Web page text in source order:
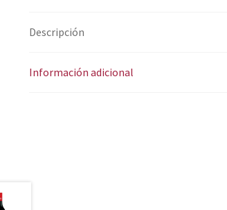
Descripción
Información adicional